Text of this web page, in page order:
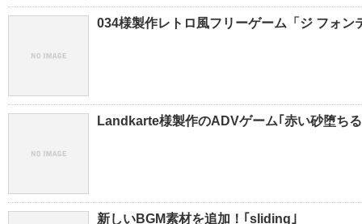
034様製作レトロ風フリーゲーム「ジ フォン
Landkarte様製作のADVゲーム｢赤い砂堕ち
新しいBGM素材を追加！｢sliding｣